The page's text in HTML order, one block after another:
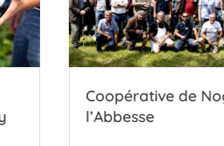
Coopérative de Nogent
l’Abbesse